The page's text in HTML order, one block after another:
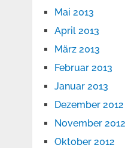
Mai 2013
April 2013
März 2013
Februar 2013
Januar 2013
Dezember 2012
November 2012
Oktober 2012